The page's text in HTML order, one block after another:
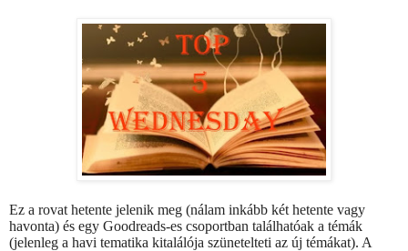
Ez a rovat hetente jelenik meg (nálam inkább két hetente vagy
havonta) és egy Goodreads-es csoportban találhatóak a témák
(jelenleg a havi tematika kitalálója szünetelteti az új témákat). A